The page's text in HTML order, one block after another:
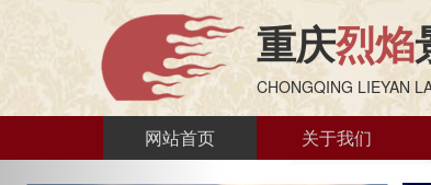
重庆烈焰
CHONGQING LIEYAN
网站首页 关于我们